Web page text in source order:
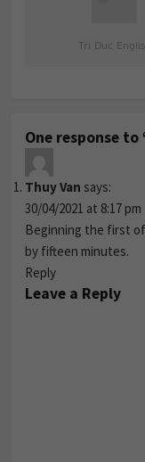
One response to
Thuy Van says:
30/04/2021 at 8:17 pm
Beginning the first of
by fifteen minutes.
Reply
Leave a Reply